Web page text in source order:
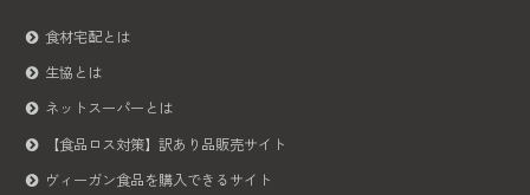
食材宅配とは
生協とは
ネットスーパーとは
【食品ロス対策】訳あり品販売サイト
ヴィーガン食品を購入できるサイト